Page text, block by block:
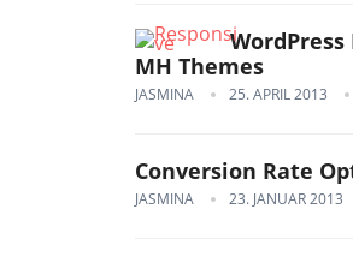
MH Themes
JASMINA 25. APRIL 2013
Conversion Rate
JASMINA 23. JANUAR 2013